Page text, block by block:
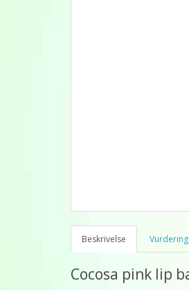
Beskrivelse
Cocosa pink lip